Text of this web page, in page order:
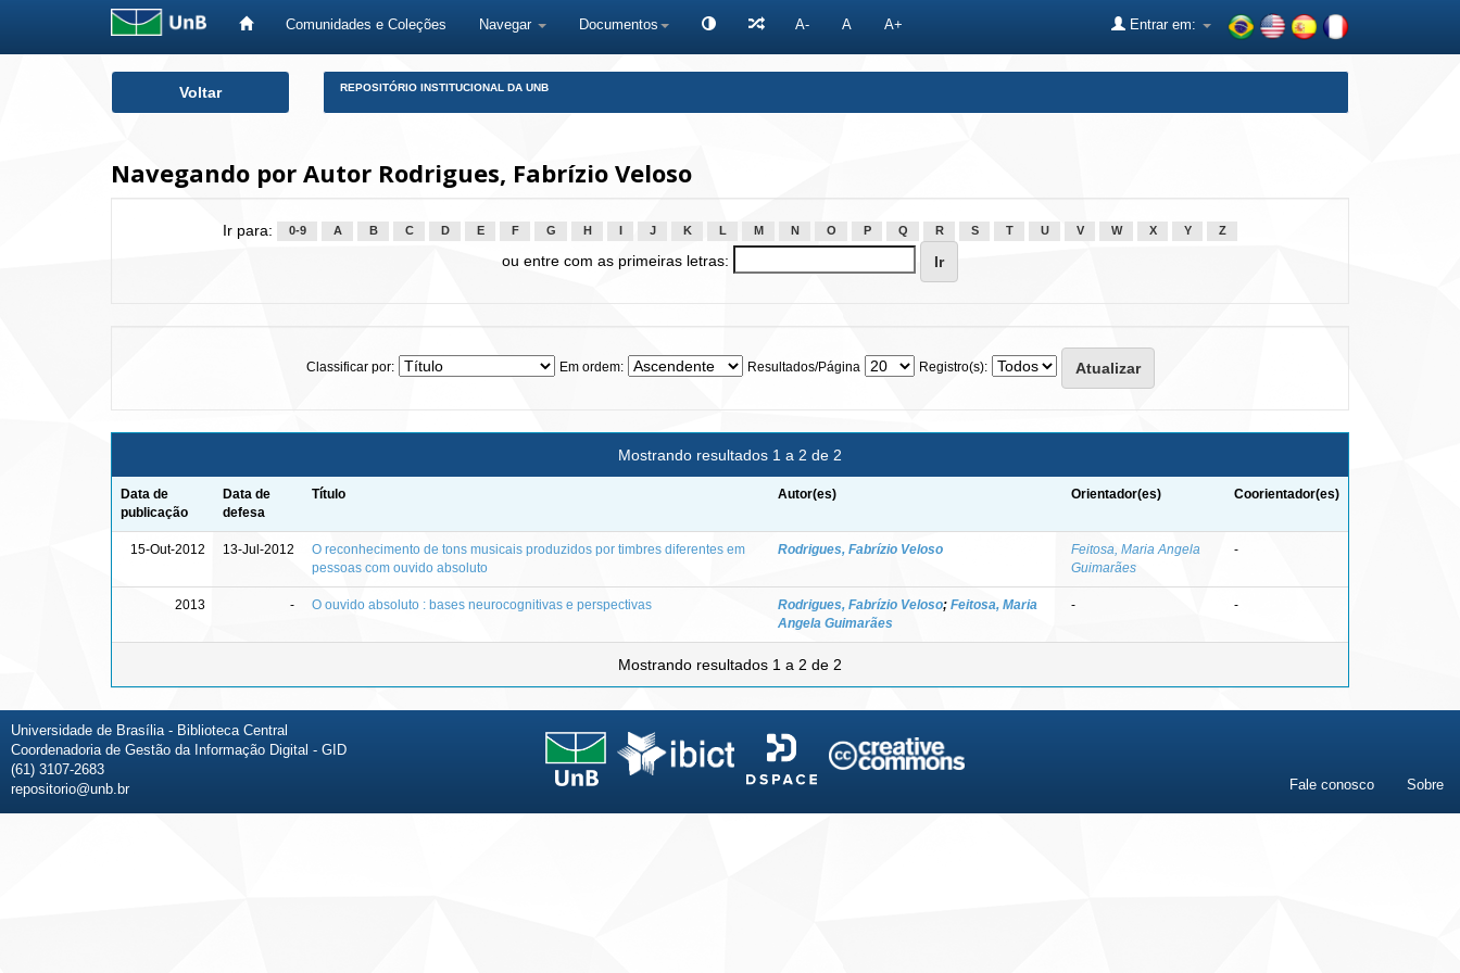
Comunidades e Coleções Navegar Documentos A- A A+ Entrar em:
Voltar REPOSITÓRIO INSTITUCIONAL DA UNB
Navegando por Autor Rodrigues, Fabrízio Veloso
Ir para: 0-9 A B C D E F G H J K L M N O P Q R S T U V W X Y Z
ou entre com as primeiras letras:
Classificar por: Em ordem: Resultados/Página Registro(s):
Mostrando resultados 1 a 2 de 2
Data de
publicação
Data de
defesa
Título Autor(es) Orientador(es) Coorientador(es)
15-Out-2012 13-Jul-2012
O reconhecimento de tons musicais produzidos por timbres diferentes em
pessoas com ouvido absoluto
Rodrigues, Fabrízio Veloso
Feitosa, Maria Angela
Guimarães
-
2013 - O ouvido absoluto : bases neurocognitivas e perspectivas Rodrigues, Fabrízio Veloso; Feitosa, Maria
Angela Guimarães
- -
Mostrando resultados 1 a 2 de 2
Universidade de Brasília - Biblioteca Central
Coordenadoria de Gestão da Informação Digital - GID
(61) 3107-2683
repositorio@unb.br
Fale conosco Sobre